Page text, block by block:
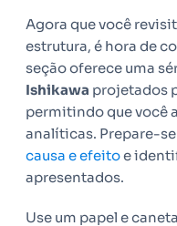
Agora que você
estrutura, é hora de
seção oferece uma
Ishikawa projetados
permitindo que você
analíticas. Prepare-
causa e efeitoe
apresentados.
Use um papel e